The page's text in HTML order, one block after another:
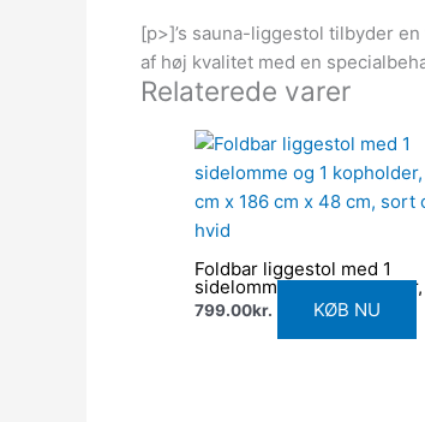
[p>]’s sauna-liggestol tilbyder
af høj kvalitet med en
Relaterede varer
Foldbar liggestol med 1
sidelomme og 1
cm x 186 cm x 48 cm, sort
hvid
799.00kr. KØB NU